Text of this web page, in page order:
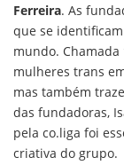
Ferreira. As
que se
mundo. Chamada
mulheres trans
mas também
das fundadoras,
pela co.liga foi
criativa do grupo.